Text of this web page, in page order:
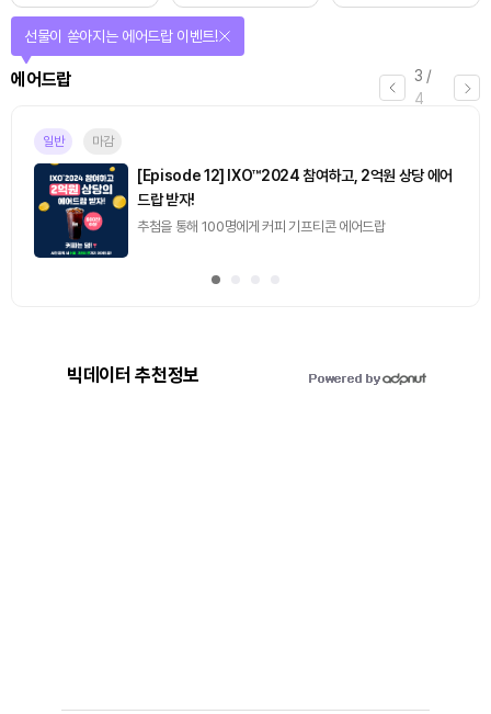
3 /
4
에어드랍
선물이 쏟아지는 에어드랍 이벤트!
일반 마감
[Episode 12] IXO™2024 참여하고, 2억원 상당 에어
드랍 받자!
추첨을 통해 100명에게 커피 기프티콘 에어드랍
빅데이터 추천정보